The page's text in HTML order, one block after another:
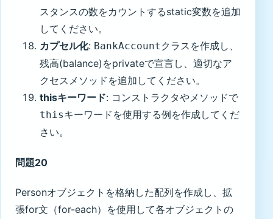
スタンスの数をカウントするstatic変数を追加
してください。
カプセル化: BankAccount クラスを作成し、
残高(balance)をprivateで宣言し、適切なア
クセスメソッドを追加してください。
thisキーワード: コンストラクタやメソッドで
thisキーワードを使用する例を作成してくだ
さい。
問題20
Personオブジェクトを格納した配列を作成し、拡
張for文（for-each）を使用して各オブジェクトの